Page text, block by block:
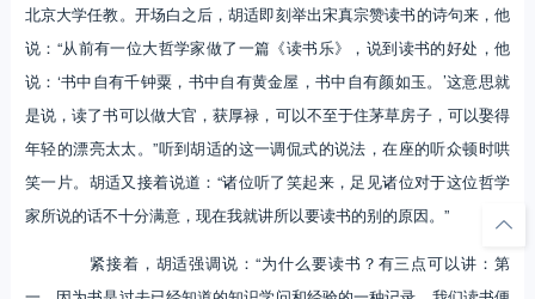
北京大学任教。开场白之后，胡适即刻举出宋真宗赞读书的诗句来，他
说：“从前有一位大哲学家做了一篇《读书乐》，说到读书的好处，他
说：‘书中自有千钟粟，书中自有黄金屋，书中自有颜如玉。’这意思就
是说，读了书可以做大官，获厚禄，可以不至于住茅草房子，可以娶得
年轻的漂亮太太。”听到胡适的这一调侃式的说法，在座的听众顿时哄
笑一片。胡适又接着说道：“诸位听了笑起来，足见诸位对于这位哲学
家所说的话不十分满意，现在我就讲所以要读书的别的原因。”
紧接着，胡适强调说：“为什么要读书？有三点可以讲：第